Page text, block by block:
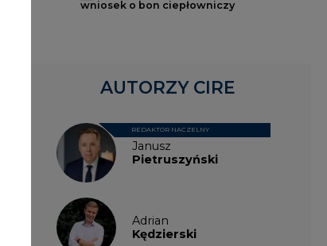
Janusz
Pietruszyński
Kędzierski